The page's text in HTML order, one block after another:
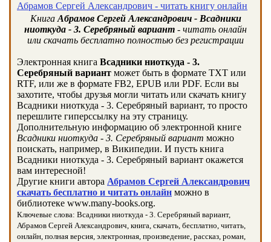
Абрамов Сергей Александрович - читать книгу онлайн
Книга Абрамов Сергей Александрович - Всадники
ниоткуда - 3. Серебряный вариант - читать онлайн
или скачать бесплатно полностью без регистрации
Электронная книга Всадники ниоткуда - 3.
Серебряный вариант может быть в формате TXT или
RTF, или же в формате FB2, EPUB или PDF. Если вы
захотите, чтобы друзья могли читать или скачать книгу
Всадники ниоткуда - 3. Серебряный вариант, то просто
перешлите гиперссылку на эту страницу.
Дополнительную информацию об электронной книге
Всадники ниоткуда - 3. Серебряный вариант можно
поискать, например, в Википедии. И пусть книга
Всадники ниоткуда - 3. Серебряный вариант окажется
вам интересной!
Другие книги автора Абрамов Сергей Александрович
скачать бесплатно и читать онлайн можно в
библиотеке www.many-books.org.
Ключевые слова: Всадники ниоткуда - 3. Серебряный вариант,
Абрамов Сергей Александрович, книга, скачать, бесплатно, читать,
онлайн, полная версия, электронная, произведение, рассказ, роман,